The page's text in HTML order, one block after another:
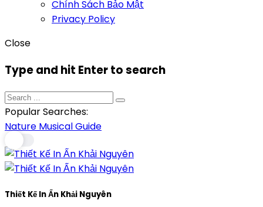
Chính Sách Bảo Mật
Privacy Policy
Close
Type and hit Enter to search
Popular Searches:
Nature MusicalGuide
Thiết Kế In Ấn Khải Nguyên